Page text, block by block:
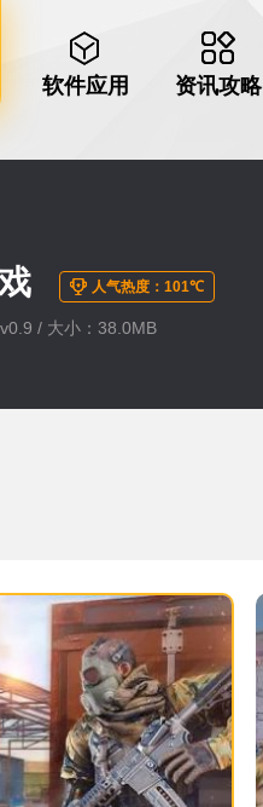
软件应用 资讯攻略
人气热度：101℃
/ 大小：38.0MB